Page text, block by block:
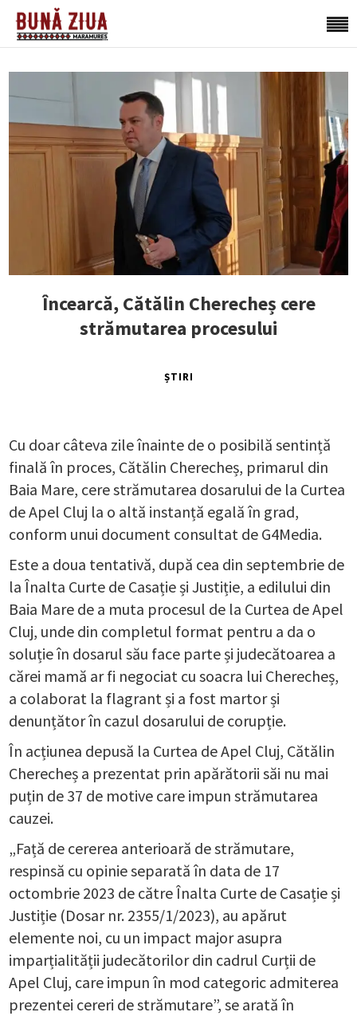
Încearcă, Cătălin Cherecheș cere
strămutarea procesului
ȘTIRI
Cu doar câteva zile înainte de o posibilă sentință
finală în proces, Cătălin Cherecheș, primarul din
Baia Mare, cere strămutarea dosarului de la Curtea
de Apel Cluj la o altă instanță egală în grad,
conform unui document consultat de G4Media.
Este a doua tentativă, după cea din septembrie de
la Înalta Curte de Casație și Justiție, a edilului din
Baia Mare de a muta procesul de la Curtea de Apel
Cluj, unde din completul format pentru a da o
soluție în dosarul său face parte și judecătoarea a
cărei mamă ar fi negociat cu soacra lui Cherecheș,
a colaborat la flagrant și a fost martor și
denunțător în cazul dosarului de corupție.
În acțiunea depusă la Curtea de Apel Cluj, Cătălin
Cherecheș a prezentat prin apărătorii săi nu mai
puțin de 37 de motive care impun strămutarea
cauzei.
„Față de cererea anterioară de strămutare,
respinsă cu opinie separată în data de 17
octombrie 2023 de către Înalta Curte de Casație și
Justiție (Dosar nr. 2355/1/2023), au apărut
elemente noi, cu un impact major asupra
imparțialității judecătorilor din cadrul Curții de
Apel Cluj, care impun în mod categoric admiterea
prezentei cereri de strămutare”, se arată în